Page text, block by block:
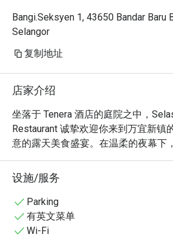
Bangi.Seksyen 1, 43650 Bandar Baru
Selangor
复制地址
店家介绍
坐落于 Tenera 酒店的庭院之中，
Restaurant 诚挚欢迎你来到万宜新镇
意的露天美食盛宴。在温柔的夜幕下
香料与新鲜烹制佳肴的温暖香气。空
马来西亚建筑，既显宏伟又不失亲切
风拂面的避世之所。你可以在此轻松
盛马来西亚与国际风味美食，彻底放
创造难忘用餐回忆的悠闲天堂。
设施/服务
Parking
有英文菜单
Wi-Fi